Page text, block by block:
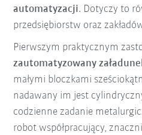
automatyzacji. Dotyczy to
przedsiębiorstw oraz
Pierwszym praktycznym
zautomatyzowany
małymi bloczkami
nadawany im jest
codzienne zadanie
robot współpracujący,